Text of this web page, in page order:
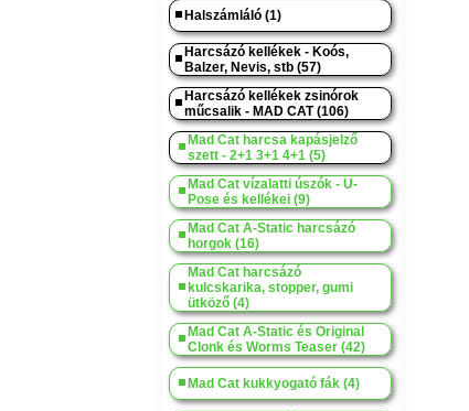
Halszámláló (1)
Harcsázó kellékek - Koós,
Balzer, Nevis, stb (57)
Harcsázó kellékek zsinórok
műcsalik - MAD CAT (106)
Mad Cat harcsa kapásjelző
szett - 2+1 3+1 4+1 (5)
Mad Cat vízalatti úszók - U-
Pose és kellékei (9)
Mad Cat A-Static harcsázó
horgok (16)
Mad Cat harcsázó
kulcskarika, stopper, gumi
ütköző (4)
Mad Cat A-Static és Original
Clonk és Worms Teaser (42)
Mad Cat kukkyogató fák (4)